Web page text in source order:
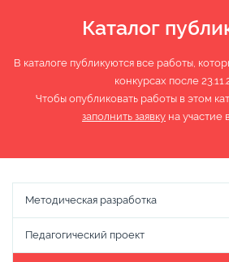
Каталог
В каталоге публикуются все работы,
конкурсах после
Чтобы опубликовать работы в этом
заполнить заявку на участие
Методическая разработка
Педагогический проект